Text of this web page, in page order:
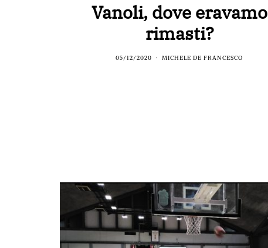
Vanoli, dove eravamo
rimasti?
05/12/2020 MICHELE DE FRANCESCO